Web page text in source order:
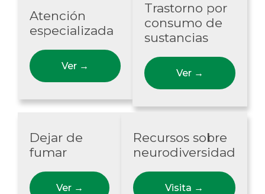
Atención
especializada
Ver →
Trastorno por
consumo de
sustancias
Ver →
Dejar de
fumar
Ver →
Recursos sobre
neurodiversidad
Visita →